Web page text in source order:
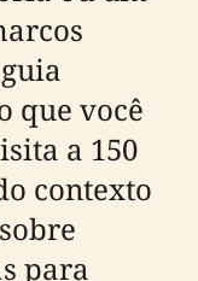
que você
a 150
contexto
para